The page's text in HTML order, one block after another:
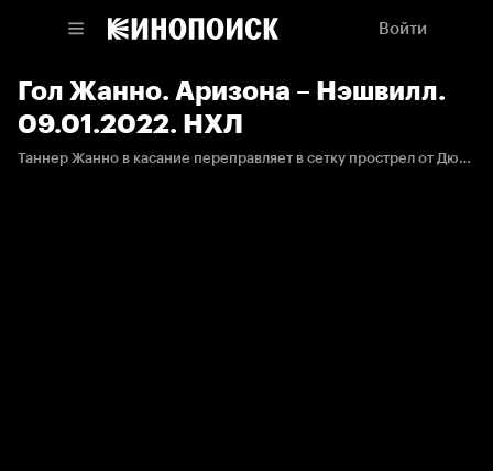
Войти
Гол Жанно. Аризона – Нэшвилл.
09.01.2022. НХЛ
Таннер Жанно в касание переправляет в сетку прострел от Дюшена.